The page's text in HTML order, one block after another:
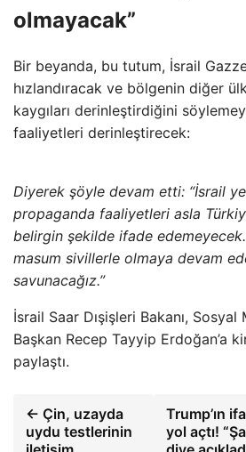
olmayacak”
Bir beyanda, bu tutum, İsrail
hızlandıracak ve bölgenin diğer
kaygıları derinleştirdiğini
faaliyetleri derinleştirecek:
Diyerek şöyle devam etti: “İsrail
propaganda faaliyetleri asla
belirgin şekilde ifade
masum sivillerle olmaya devam
savunacağız.”
İsrail Saar Dışişleri Bakanı, Sosyal
Başkan Recep Tayyip Erdoğan’a
paylaştı.
← Çin, uzayda
uydu testlerinin
Trump’ın
yol açtı!